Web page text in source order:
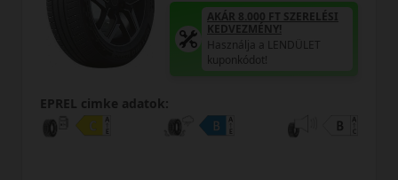
AKÁR 8.000 FT SZERELÉSI
KEDVEZMÉNY!
Használja a LENDÜLET
kuponkódot!
EPREL cimke adatok: